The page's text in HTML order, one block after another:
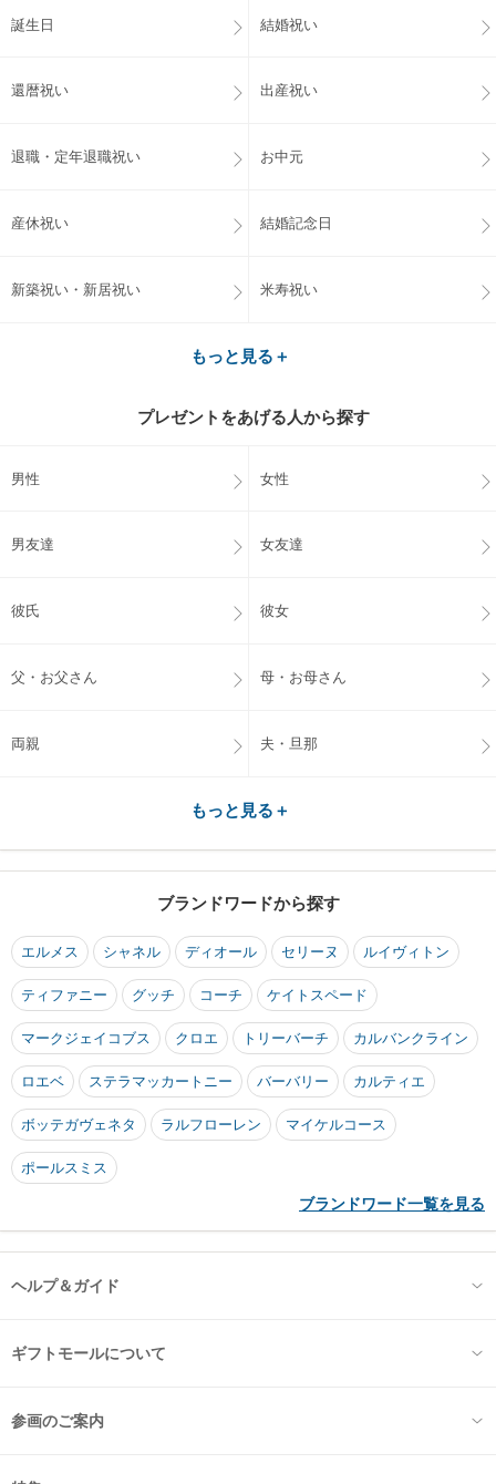
誕生日 結婚祝い
還暦祝い 出産祝い
退職・定年退職祝い お中元
産休祝い 結婚記念日
新築祝い・新居祝い 米寿祝い
もっと見る＋
プレゼントをあげる人から探す
男性 女性
男友達 女友達
彼氏 彼女
父・お父さん 母・お母さん
両親 夫・旦那
もっと見る＋
ブランドワードから探す
エルメス シャネル ディオール セリーヌ ルイヴィトン
ティファニー グッチ コーチ ケイトスペード
マークジェイコブス クロエ トリーバーチ カルバンクライン
ロエベ ステラマッカートニー バーバリー カルティエ
ボッテガヴェネタ ラルフローレン マイケルコース
ポールスミス
ブランドワード一覧を見る
ヘルプ＆ガイド
ギフトモールについて
参画のご案内